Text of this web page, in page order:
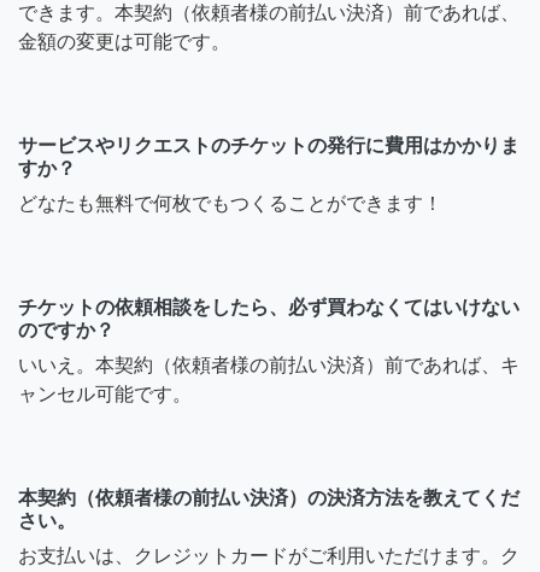
できます。本契約（依頼者様の前払い決済）前であれば、
金額の変更は可能です。
サービスやリクエストのチケットの発行に費用はかかりま
すか？
どなたも無料で何枚でもつくることができます！
チケットの依頼相談をしたら、必ず買わなくてはいけない
のですか？
いいえ。本契約（依頼者様の前払い決済）前であれば、キ
ャンセル可能です。
本契約（依頼者様の前払い決済）の決済方法を教えてくだ
さい。
お支払いは、クレジットカードがご利用いただけます。ク